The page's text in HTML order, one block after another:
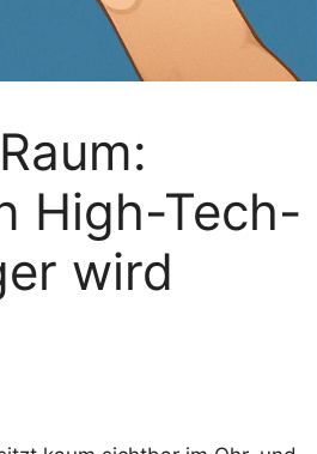
High-Tech-
wird